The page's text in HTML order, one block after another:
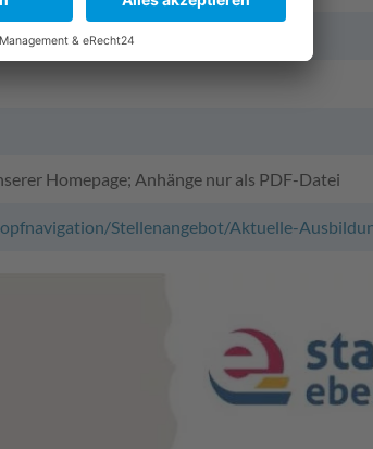
Homepage; Anhänge nur als PDF-Datei
Stellenangebot/Aktuelle-